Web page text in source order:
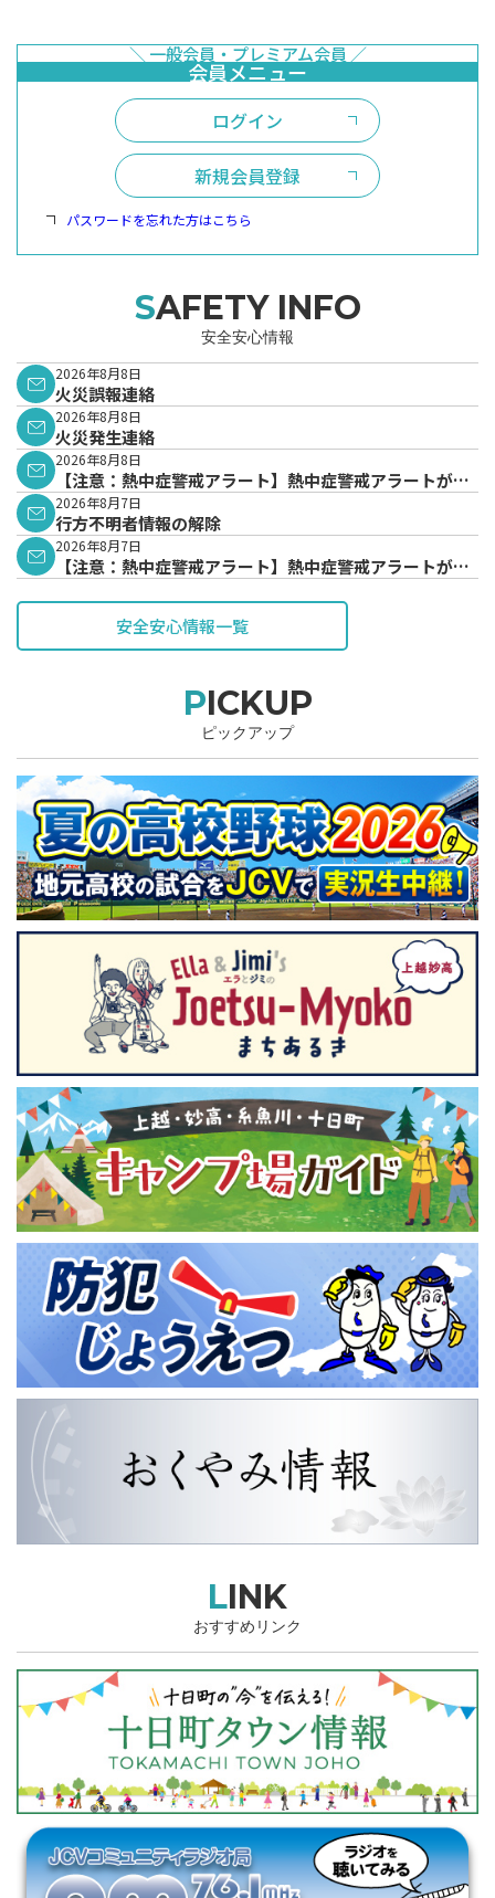
ログイン
新規会員登録
パスワードを忘れた方はこちら
SAFETY INFO
安全安心情報
2026年8月8日
火災誤報連絡
2026年8月8日
火災発生連絡
2026年8月8日
【注意：熱中症警戒アラート】熱中症警戒アラートが発
表されています。
2026年8月7日
行方不明者情報の解除
2026年8月7日
【注意：熱中症警戒アラート】熱中症警戒アラートが発
安全安心情報一覧
PICKUP
ピックアップ
LINK
おすすめリンク